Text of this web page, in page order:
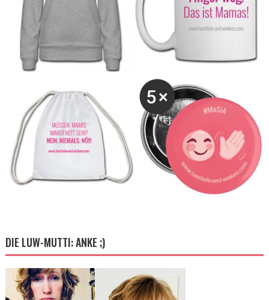
DIE LUW-MUTTI: ANKE ;)